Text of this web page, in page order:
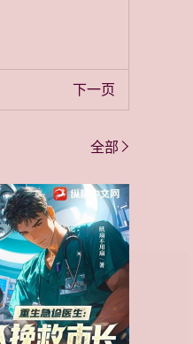
下一页
全部